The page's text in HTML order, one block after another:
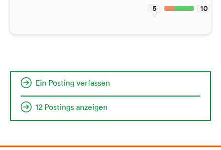
5 10
Ein Posting verfassen
12 Postings anzeigen